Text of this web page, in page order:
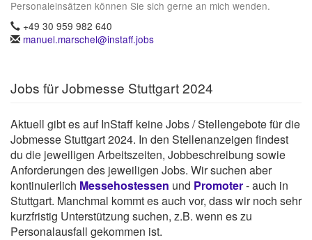
Personaleinsätzen können Sie sich gerne an mich wenden.
+49 30 959 982 640
manuel.marschel@instaff.jobs
Jobs für Jobmesse Stuttgart 2024
Aktuell gibt es auf InStaff keine Jobs / Stellengebote für die
Jobmesse Stuttgart 2024. In den Stellenanzeigen findest
du die jeweiligen Arbeitszeiten, Jobbeschreibung sowie
Anforderungen des jeweiligen Jobs. Wir suchen aber
kontinuierlich Messehostessen und Promoter- auch in
Stuttgart. Manchmal kommt es auch vor, dass wir noch sehr
kurzfristig Unterstützung suchen, z.B. wenn es zu
Personalausfall gekommen ist.